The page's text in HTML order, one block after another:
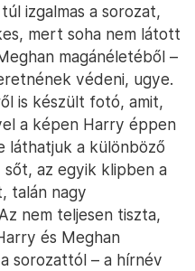
izgalmas a sorozat,
mert soha nem látott
magánéletéből –
védeni, ugye.
is készült fotó, amit,
a képen Harry éppen
a különböző
az egyik klipben a
talán nagy
nem teljesen tiszta,
és Meghan
sorozattól – a hírnév